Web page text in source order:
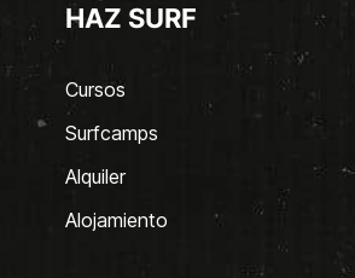
HAZ SURF
Cursos
Surfcamps
Alquiler
Alojamiento